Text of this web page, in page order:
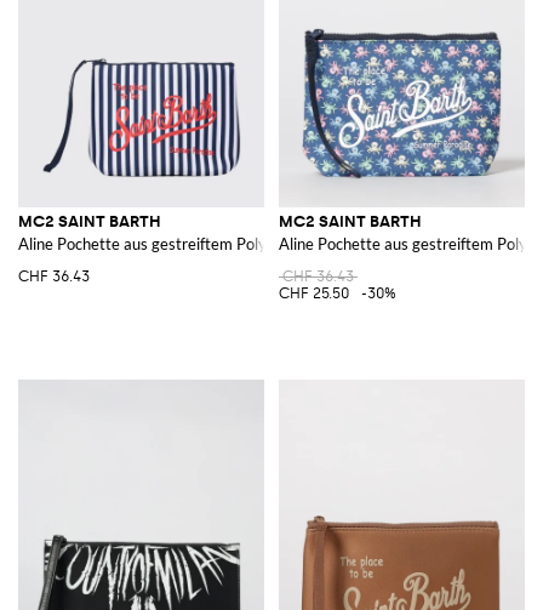
MC2 SAINT BARTH
Aline Pochette aus gestreiftem Polyester
CHF 36.43
MC2 SAINT BARTH
Aline Pochette aus gestreiftem
CHF 36.43
CHF 25.50
-30%